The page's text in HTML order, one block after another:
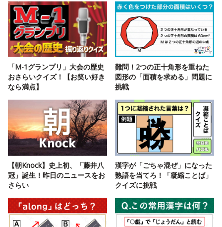
「M-1グランプリ」大会の歴史
おさらいクイズ！【お笑い好き
なら満点】
難問！2つの正十角形を重ねた
図形の「面積を求める」問題に
挑戦
【朝Knock】史上初、「藤井八
冠」誕生！昨日のニュースをお
さらい
漢字が「ごちゃ混ぜ」になった
熟語を当てろ！「凝縮ことば」
クイズに挑戦